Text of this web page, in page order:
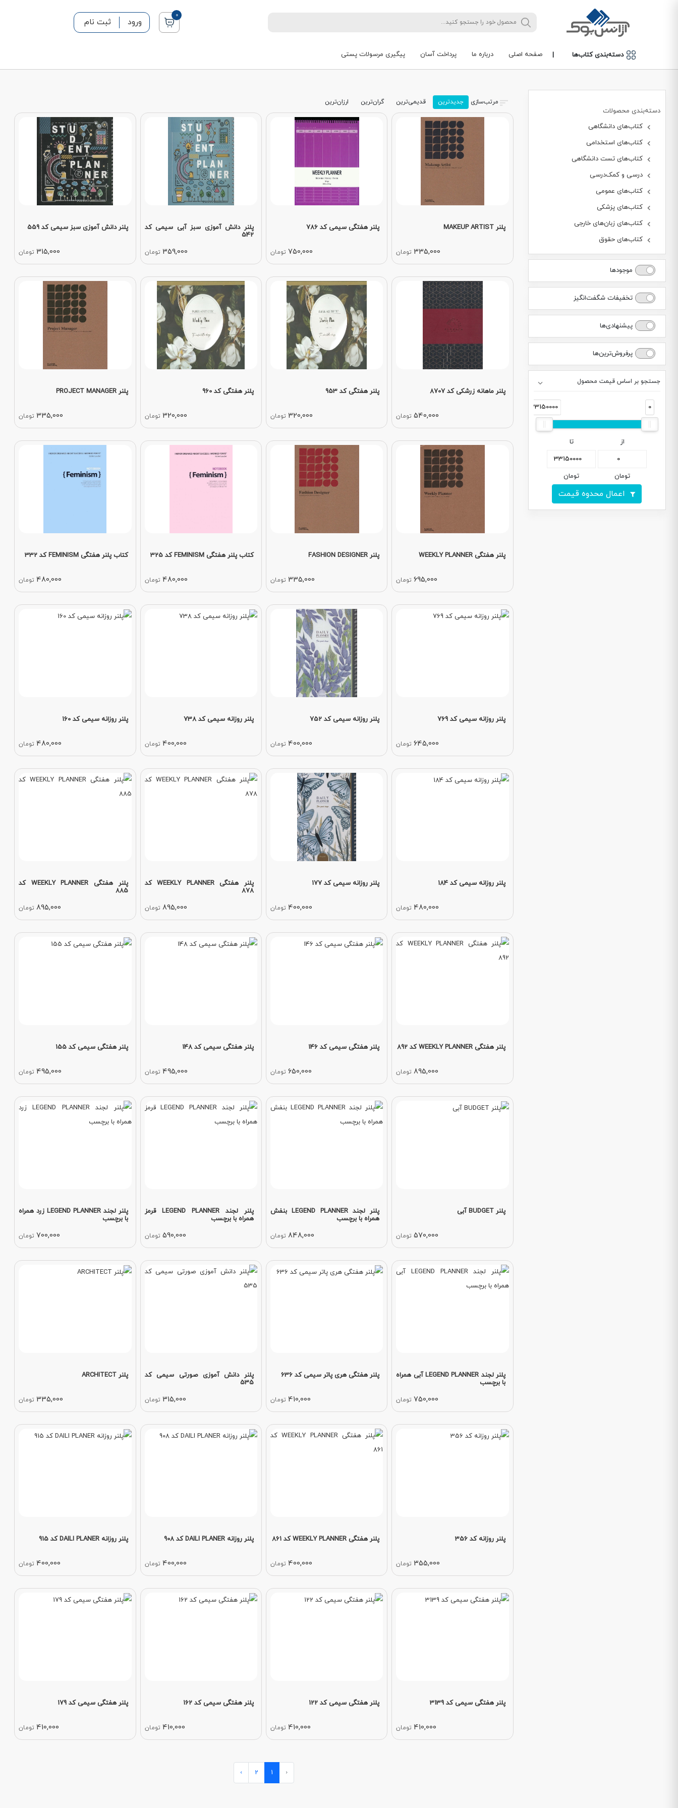
0
ورود ثبت نام
دسته‌بندی کتاب‌ها | صفحه اصلی درباره ما پرداخت آسان پیگیری مرسولات پستی
دسته‌بندی محصولات
کتاب‌های دانشگاهی
کتاب‌های استخدامی
کتاب‌های تست دانشگاهی
درسی و کمک‌درسی
کتاب‌های عمومی
کتاب‌های پزشکی
کتاب‌های زبان‌های خارجی
کتاب‌های حقوق
موجودها
تخفیفات شگفت‌انگیز
پیشنهادی‌ها
پرفروش‌ترین‌ها
جستجو بر اساس قیمت محصول
0
33150000
از
تومان
تا
تومان
اعمال محدوه قیمت
مرتب‌سازی جدیدترین قدیمی‌ترین گران‌ترین ارزان‌ترین
پلنر MAKEUP ARTIST
335,000 تومان
پلنر هفتگی سیمی کد 786
750,000 تومان
پلنر دانش آموزی سبز آبی سیمی کد
542
359,000 تومان
پلنر دانش آموزی سبز سیمی کد 559
315,000 تومان
پلنر ماهانه زرشکی کد 8707
540,000 تومان
پلنر هفتگی کد 953
320,000 تومان
پلنر هفتگی کد 960
320,000 تومان
پلنر PROJECT MANAGER
335,000 تومان
پلنر هفتگی WEEKLY PLANNER
695,000 تومان
پلنر FASHION DESIGNER
335,000 تومان
کتاب پلنر هفتگی FEMINISM کد 325
480,000 تومان
کتاب پلنر هفتگی FEMINISM کد 332
480,000 تومان
پلنر روزانه سیمی کد 769
645,000 تومان
پلنر روزانه سیمی کد 752
400,000 تومان
پلنر روزانه سیمی کد 738
400,000 تومان
پلنر روزانه سیمی کد 160
480,000 تومان
پلنر روزانه سیمی کد 184
480,000 تومان
پلنر روزانه سیمی کد 177
400,000 تومان
پلنر هفتگی WEEKLY PLANNER کد
878
895,000 تومان
پلنر هفتگی WEEKLY PLANNER کد
885
895,000 تومان
پلنر هفتگی WEEKLY PLANNER کد 892
895,000 تومان
پلنر هفتگی سیمی کد 146
650,000 تومان
پلنر هفتگی سیمی کد 148
495,000 تومان
پلنر هفتگی سیمی کد 155
495,000 تومان
پلنر BUDGET آبی
570,000 تومان
پلنر لجند LEGEND PLANNER بنفش
همراه با برچسب
848,000 تومان
پلنر لجند LEGEND PLANNER قرمز
همراه با برچسب
590,000 تومان
پلنر لجند LEGEND PLANNER زرد همراه
با برچسب
700,000 تومان
پلنر لجند LEGEND PLANNER آبی همراه
با برچسب
750,000 تومان
پلنر هفتگی هری پاتر سیمی کد 636
410,000 تومان
پلنر دانش آموزی صورتی سیمی کد
535
315,000 تومان
پلنر ARCHITECT
335,000 تومان
پلنر روزانه کد 356
355,000 تومان
پلنر هفتگی WEEKLY PLANNER کد 861
400,000 تومان
پلنر روزانه DAILI PLANER کد 908
400,000 تومان
پلنر روزانه DAILI PLANER کد 915
400,000 تومان
پلنر هفتگی سیمی کد 3139
410,000 تومان
پلنر هفتگی سیمی کد 122
410,000 تومان
پلنر هفتگی سیمی کد 162
410,000 تومان
پلنر هفتگی سیمی کد 179
410,000 تومان
‹
1
2
›